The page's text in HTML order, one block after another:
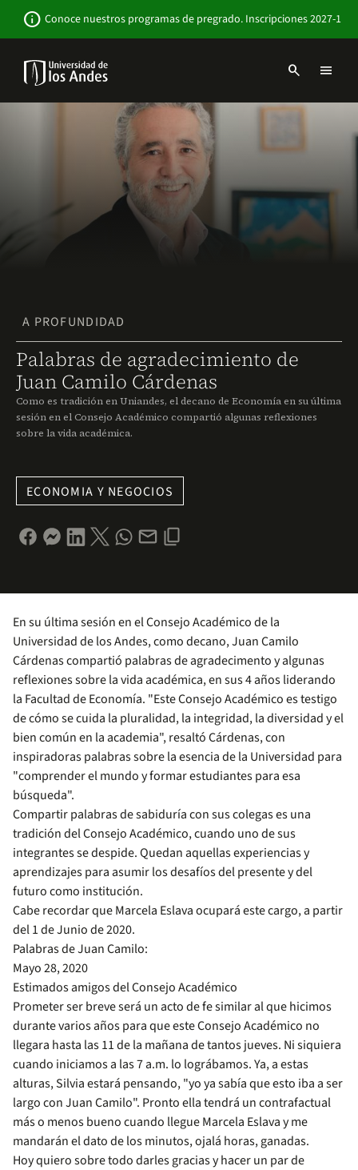
contenido
info Conoce nuestros programas de pregrado. Inscripciones 2027-1
Navbar
-
Sitio
Institucional
search menu
A PROFUNDIDAD
Palabras de agradecimiento de
Juan Camilo Cárdenas
Como es tradición en Uniandes, el decano de Economía en su última
sesión en el Consejo Académico compartió algunas reflexiones
sobre la vida académica.
ECONOMIA Y NEGOCIOS
En su última sesión en el Consejo Académico de la
Universidad de los Andes, como decano, Juan Camilo
Cárdenas compartió palabras de agradecimento y algunas
reflexiones sobre la vida académica, en sus 4 años liderando
la Facultad de Economía. "Este Consejo Académico es testigo
de cómo se cuida la pluralidad, la integridad, la diversidad y el
bien común en la academia", resaltó Cárdenas, con
inspiradoras palabras sobre la esencia de la Universidad para
"comprender el mundo y formar estudiantes para esa
búsqueda".
Compartir palabras de sabiduría con sus colegas es una
tradición del Consejo Académico, cuando uno de sus
integrantes se despide. Quedan aquellas experiencias y
aprendizajes para asumir los desafíos del presente y del
futuro como institución.
Cabe recordar que Marcela Eslava ocupará este cargo, a partir
del 1 de Junio de 2020.
Palabras de Juan Camilo:
Mayo 28, 2020
Estimados amigos del Consejo Académico
Prometer ser breve será un acto de fe similar al que hicimos
durante varios años para que este Consejo Académico no
llegara hasta las 11 de la mañana de tantos jueves. Ni siquiera
cuando iniciamos a las 7 a.m. lo lográbamos. Ya, a estas
alturas, Silvia estará pensando, "yo ya sabía que esto iba a ser
largo con Juan Camilo". Pronto ella tendrá un contrafactual
más o menos bueno cuando llegue Marcela Eslava y me
mandarán el dato de los minutos, ojalá horas, ganadas.
Hoy quiero sobre todo darles gracias y hacer un par de